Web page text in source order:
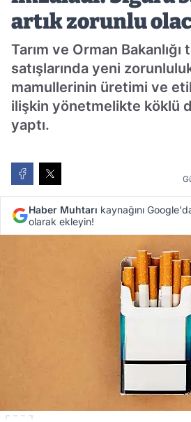
artık zorunlu
Tarım ve Orman
satışlarında yeni
mamullerinin üretimi ve
ilişkin yönetmelikte köklü
yaptı.
Haber Muhtarı kaynağını
olarak ekleyin!